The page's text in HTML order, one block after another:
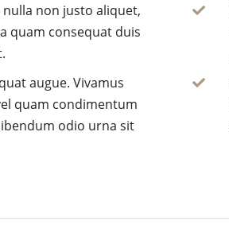
non justo aliquet,
quam consequat duis
augue. Vivamus
quam condimentum
odio urna sit

